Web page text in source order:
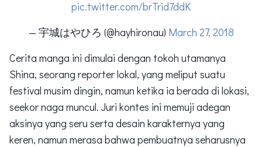
pic.twitter.com/brTrid7ddK
— 宇城はやひろ (@hayhironau) March 27, 2018
Cerita manga ini dimulai dengan tokoh utamanya
Shina, seorang reporter lokal, yang meliput suatu
festival musim dingin, namun ketika ia berada di lokasi,
seekor naga muncul. Juri kontes ini memuji adegan
aksinya yang seru serta desain karakternya yang
keren, namun merasa bahwa pembuatnya seharusnya